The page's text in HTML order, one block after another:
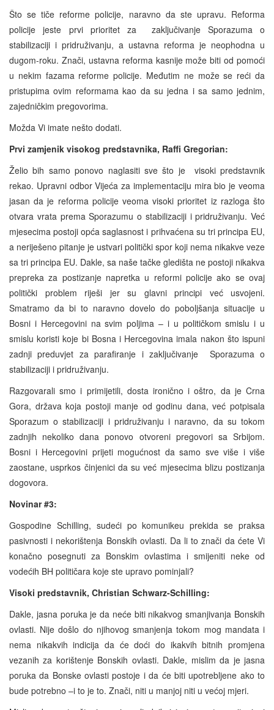
Što se tiče reforme policije, naravno da ste upravu. Reforma
policije jeste prvi prioritet za zaključivanje Sporazuma o
stabilizaciji i pridruživanju, a ustavna reforma je neophodna u
dugom-roku. Znači, ustavna reforma kasnije može biti od pomoći
u nekim fazama reforme policije. Međutim ne može se reći da
pristupima ovim reformama kao da su jedna i sa samo jednim,
zajedničkim pregovorima.
Možda Vi imate nešto dodati.
Prvi zamjenik visokog predstavnika, Raffi Gregorian:
Želio bih samo ponovo naglasiti sve što je visoki predstavnik
rekao. Upravni odbor Vijeća za implementaciju mira bio je veoma
jasan da je reforma policije veoma visoki prioritet iz razloga što
otvara vrata prema Sporazumu o stabilizaciji i pridruživanju. Već
mjesecima postoji opća saglasnost i prihvaćena su tri principa EU,
a neriješeno pitanje je ustvari politički spor koji nema nikakve veze
sa tri principa EU. Dakle, sa naše tačke gledišta ne postoji nikakva
prepreka za postizanje napretka u reformi policije ako se ovaj
politički problem riješi jer su glavni principi već usvojeni.
Smatramo da bi to naravno dovelo do poboljšanja situacije u
Bosni i Hercegovini na svim poljima – i u političkom smislu i u
smislu koristi koje bi Bosna i Hercegovina imala nakon što ispuni
zadnji preduvjet za parafiranje i zaključivanje Sporazuma o
stabilizaciji i pridruživanju.
Razgovarali smo i primijetili, dosta ironično i oštro, da je Crna
Gora, država koja postoji manje od godinu dana, već potpisala
Sporazum o stabilizaciji i pridruživanju i naravno, da su tokom
zadnjih nekoliko dana ponovo otvoreni pregovori sa Srbijom.
Bosni i Hercegovini prijeti mogućnost da samo sve više i više
zaostane, usprkos činjenici da su već mjesecima blizu postizanja
dogovora.
Novinar #3:
Gospodine Schilling, sudeći po komunikeu prekida se praksa
pasivnosti i nekorištenja Bonskih ovlasti. Da li to znači da ćete Vi
konačno posegnuti za Bonskim ovlastima i smijeniti neke od
vodećih BH političara koje ste upravo pominjali?
Visoki predstavnik, Christian Schwarz-Schilling:
Dakle, jasna poruka je da neće biti nikakvog smanjivanja Bonskih
ovlasti. Nije došlo do njihovog smanjenja tokom mog mandata i
nema nikakvih indicija da će doći do ikakvih bitnih promjena
vezanih za korištenje Bonskih ovlasti. Dakle, mislim da je jasna
poruka da Bonske ovlasti postoje i da će biti upotrebljene ako to
bude potrebno –i to je to. Znači, niti u manjoj niti u većoj mjeri.